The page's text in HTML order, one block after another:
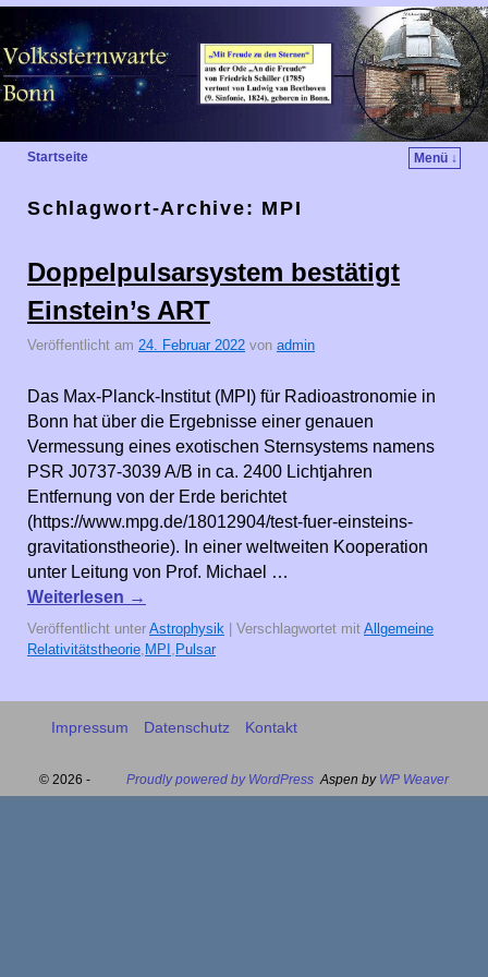
Startseite Menü ↓
Schlagwort-Archive: MPI
Doppelpulsarsystem bestätigt
Einstein’s ART
Veröffentlicht am 24. Februar 2022 von admin
Das Max-Planck-Institut (MPI) für Radioastronomie in
Bonn hat über die Ergebnisse einer genauen
Vermessung eines exotischen Sternsystems namens
PSR J0737-3039 A/B in ca. 2400 Lichtjahren
Entfernung von der Erde berichtet
(https://www.mpg.de/18012904/test-fuer-einsteins-
gravitationstheorie). In einer weltweiten Kooperation
unter Leitung von Prof. Michael …
Weiterlesen →
Veröffentlicht unter Astrophysik Verschlagwortet mit Allgemeine
Relativitätstheorie, MPI , Pulsar
Impressum Datenschutz Kontakt
© 2026 - Proudly powered by WordPress Aspen by WP Weaver